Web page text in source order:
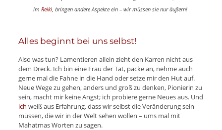
im Reiki, bringen andere Aspekte ein – wir müssen sie nur äußern!
Alles beginnt bei uns selbst!
Also was tun? Lamentieren allein zieht den Karren nicht aus
dem Dreck. Ich bin eine Frau der Tat, packe an, nehme auch
gerne mal die Fahne in die Hand oder setze mir den Hut auf.
Neue Wege zu gehen, anders und groß zu denken, Pionierin zu
sein, macht mir keine Angst; ich probiere gerne Neues aus. Und
ich weiß aus Erfahrung, dass wir selbst die Veränderung sein
müssen, die wir in der Welt sehen wollen – ums mal mit
Mahatmas Worten zu sagen.